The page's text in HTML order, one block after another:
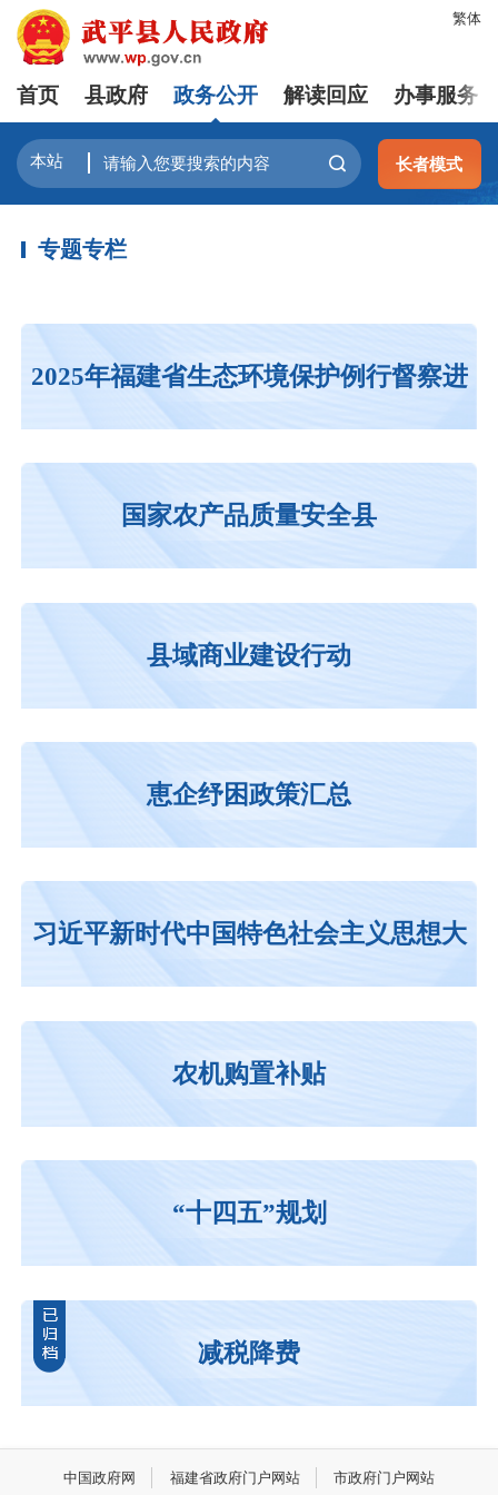
繁体
首页 县政府 政务公开 解读回应 办事服务
长者模式
专题专栏
2025年福建省生态环境保护例行督察进
国家农产品质量安全县
县域商业建设行动
恵企纾困政策汇总
习近平新时代中国特色社会主义思想大
农机购置补贴
“十四五”规划
减税降费
中国政府网 福建省政府门户网站
市政府门户网站